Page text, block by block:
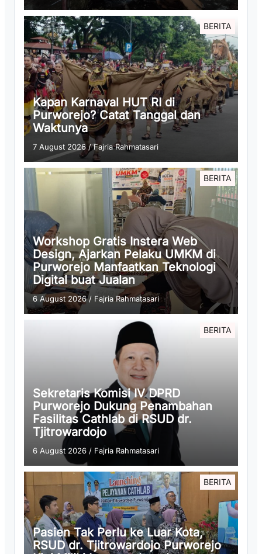
BERITA
Kapan Karnaval HUT RI di
Purworejo? Catat Tanggal dan
Waktunya
7 August 2026 /Fajria Rahmatasari
BERITA
Workshop Gratis Instera Web
Design, Ajarkan Pelaku UMKM di
Purworejo Manfaatkan Teknologi
Digital buat Jualan
6 August 2026/ Fajria Rahmatasari
BERITA
Sekretaris Komisi IV DPRD
Purworejo Dukung Penambahan
Fasilitas Cathlab di RSUD dr.
Tjitrowardojo
6 August 2026 / Fajria Rahmatasari
BERITA
Pasien Tak Perlu ke Luar Kota,
RSUD dr. Tjitrowardojo Purworejo